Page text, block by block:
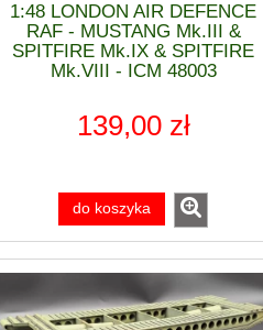
85,90 zł
1:48 LONDON AIR DEFENCE
RAF - MUSTANG Mk.III &
SPITFIRE Mk.IX & SPITFIRE
Mk.VIII - ICM 48003
139,00 zł
do koszyka